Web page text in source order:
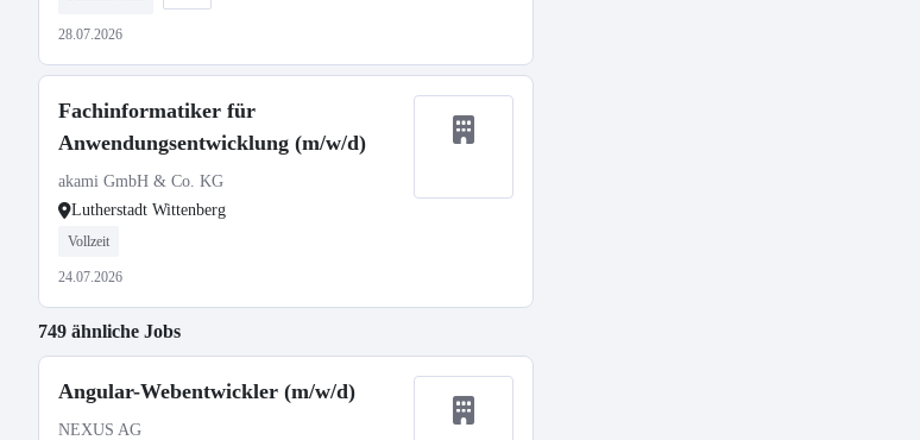
28.07.2026
Fachinformatiker für
Anwendungsentwicklung (m/w/d)
akami GmbH & Co. KG
Lutherstadt Wittenberg
Vollzeit
24.07.2026
749 ähnliche Jobs
Angular-Webentwickler (m/w/d)
NEXUS AG